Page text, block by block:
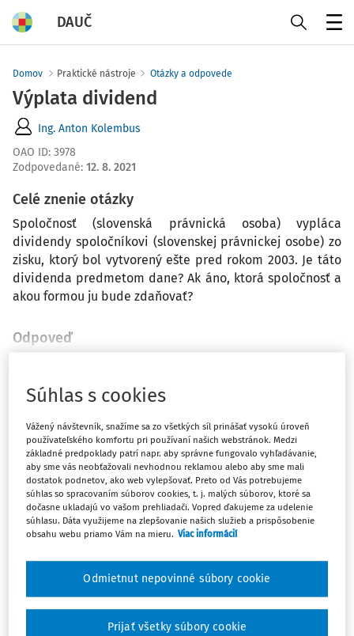
DAUČ
Domov Praktické nástroje Otázky a odpovede
Výplata dividend
Ing. Anton Kolembus
OAO ID: 3978
Zodpovedané: 12. 8. 2021
Celé znenie otázky
Spoločnosť (slovenská právnická osoba) vypláca
dividendy spoločníkovi (slovenskej právnickej osobe) zo
zisku, ktorý bol vytvorený ešte pred rokom 2003. Je táto
dividenda predmetom dane? Ak áno, ktorá spoločnosť a
akou formou ju bude zdaňovať?
Odpoveď
Máte predplatné?
Zatiaľ ste si prečítali len začiatok...
Celý dokument je len pre predplatiteľov.
zadarmo prístup k vybranému obsahu na
Súhlas s cookies
Vážený návštevník, snažíme sa zo všetkých síl prinášať vysokú úroveň
používateľského komfortu pri používaní našich webstránok. Medzi
základné predpoklady patrí napr. aby správne fungovalo vyhľadávanie,
aby sme vás neobťažovali nevhodnou reklamou alebo aby sme mali
dostatok podnetov, ako web vylepšovať. Preto od Vás potrebujeme
súhlas so spracovaním súborov cookies, t. j. malých súborov, ktoré sa
dočasne ukladajú vo vašom prehliadači. Vopred ďakujeme za udelenie
súhlasu. Dáta využijeme na zlepšovanie našich služieb a prispôsobenie
obsahu webu priamo Vám na mieru. Viac informácií
Odmietnut nepovinné súbory cookie
Prijať všetky súbory cookie